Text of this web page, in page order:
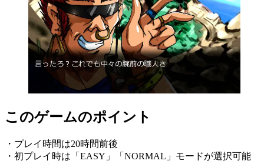
このゲームのポイント
・プレイ時間は20時間前後
・初プレイ時は「EASY」「NORMAL」モードが選択可能